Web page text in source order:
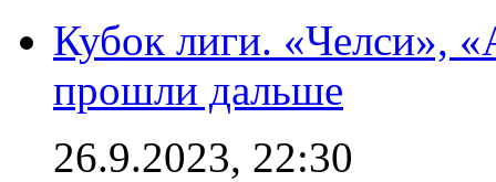
Кубок лиги. «Челси»,
прошли дальше
26.9.2023, 22:30